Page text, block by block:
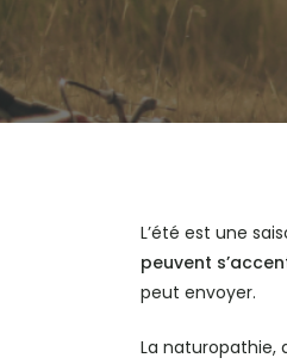
L’été est une
peuvent
peut envoyer.
La naturopathie,